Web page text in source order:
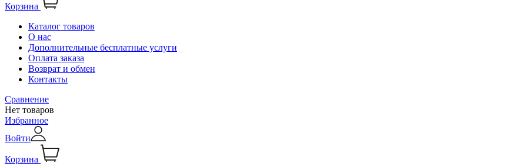
Корзина
Каталог товаров
О нас
Дополнительные бесплатные услуги
Оплата заказа
Возврат и обмен
Контакты
Сравнение
Нет товаров
Избранное
Войти
Корзина